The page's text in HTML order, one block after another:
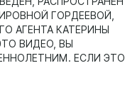
ГОРДЕЕВОЙ,
АГЕНТА КАТЕРИНЫ
ВИДЕО, ВЫ
ЕСЛИ ЭТО